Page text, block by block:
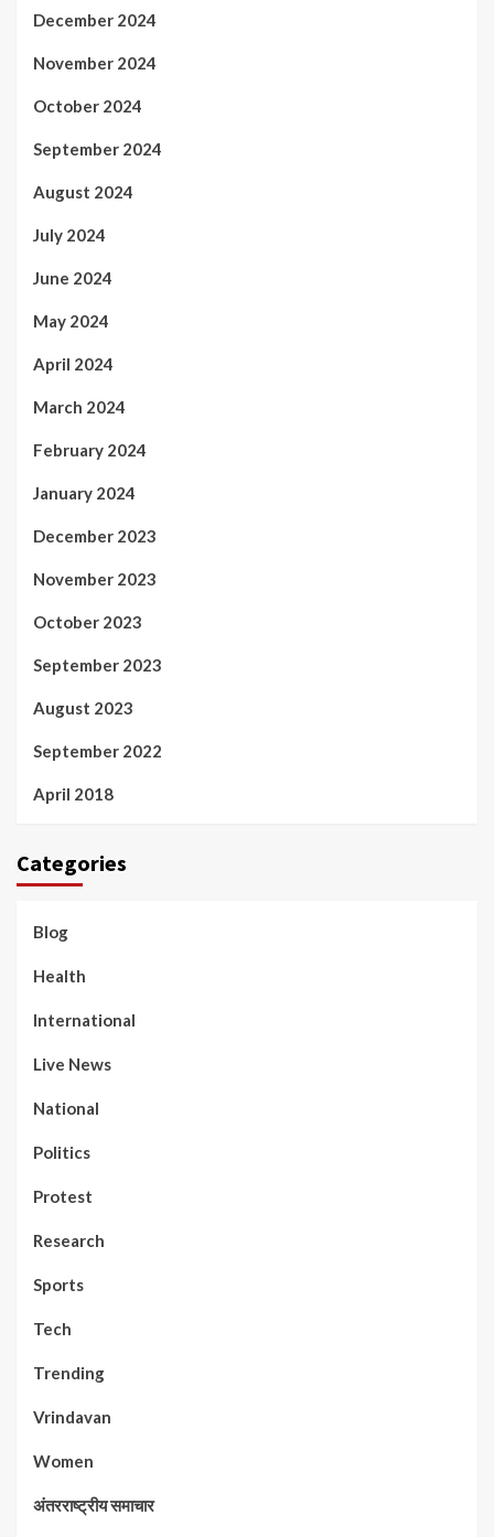
December 2024
November 2024
October 2024
September 2024
August 2024
July 2024
June 2024
May 2024
April 2024
March 2024
February 2024
January 2024
December 2023
November 2023
October 2023
September 2023
August 2023
September 2022
April 2018
Categories
Blog
Health
International
Live News
National
Politics
Protest
Research
Sports
Tech
Trending
Vrindavan
Women
अंतरराष्ट्रीय समाचार